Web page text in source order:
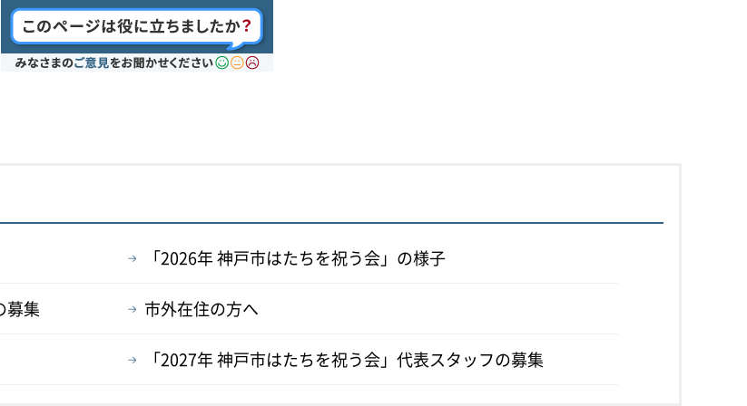
「2026年 神戸市はたちを祝う会」の様子
募集 市外在住の方へ
「2027年 神戸市はたちを祝う会」代表スタッフの募集